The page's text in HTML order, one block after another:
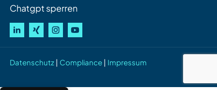
Chatgpt sperren
Datenschutz | Compliance | Impressum